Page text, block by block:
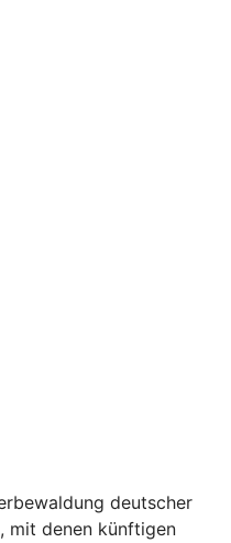
deutscher
mit denen künftigen